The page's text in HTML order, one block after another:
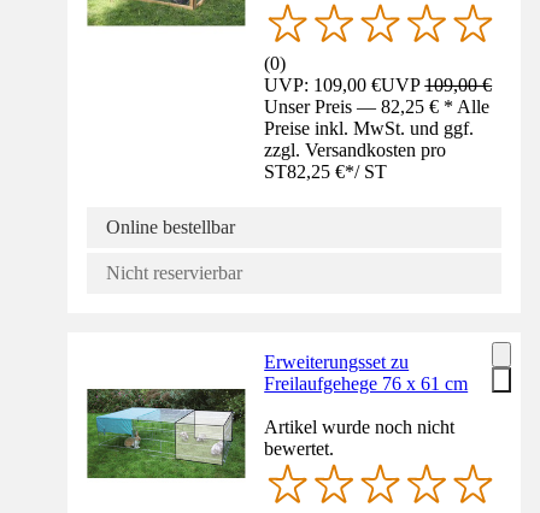
(0)
UVP: 109,00 €UVP109,00 €
Unser Preis — 82,25 € * Alle
Preise inkl. MwSt. und ggf.
zzgl. Versandkosten pro
ST82,25 €*/ ST
Online bestellbar
Nicht reservierbar
Erweiterungsset zu
Freilaufgehege 76 x 61 cm
Artikel wurde noch nicht
bewertet.